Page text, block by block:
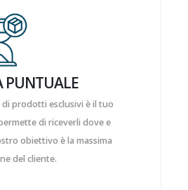
PUNTUALE
prodotti esclusivi è il tuo
di riceverli dove e
obiettivo è la massima
del cliente.